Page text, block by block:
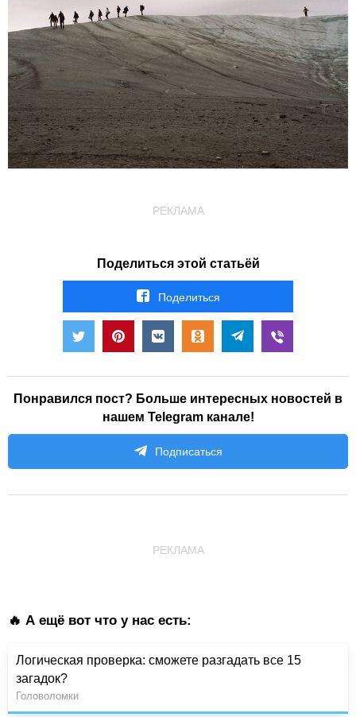
РЕКЛАМА
Поделиться этой статьёй
Поделиться
Понравился пост? Больше интересных новостей в
нашем Telegram канале!
Подписаться
РЕКЛАМА
🔥 А ещё вот что у нас есть:
Логическая проверка: сможете разгадать все 15
загадок?
Головоломки